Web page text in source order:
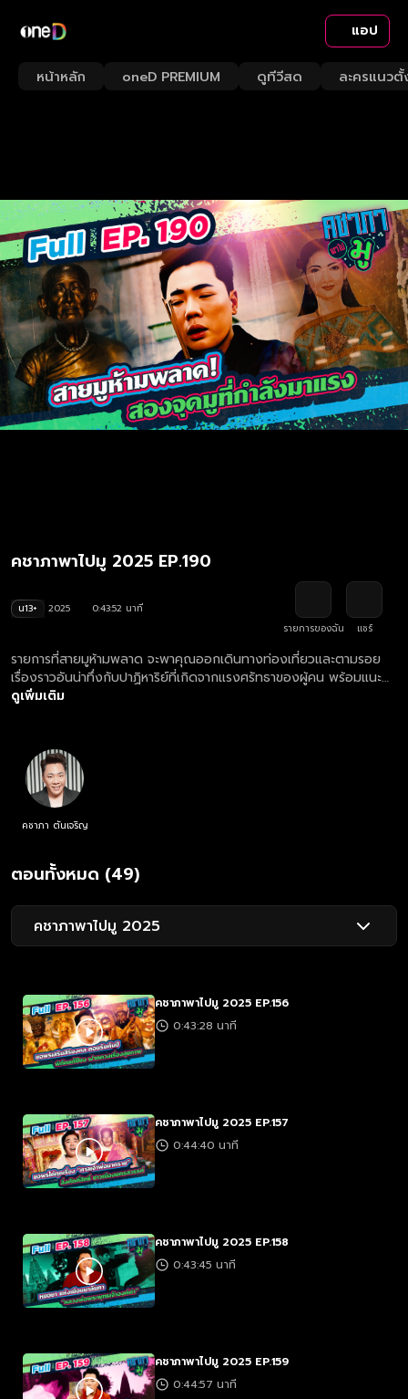
แอป
หน้าหลัก oneD PREMIUM ดูทีวีสด ละครแนวตั้
คชาภาพาไปมู 2025 EP.190
น13+ 2025
0:43:52 นาที
รายการของฉัน
แชร์
รายการที่สายมูห้ามพลาด จะพาคุณออกเดินทางท่องเที่ยวและตามรอย
เรื่องราวอันน่าทึ่งกับปาฏิหาริย์ที่เกิดจากแรงศรัทธาของผู้คน พร้อมแนะนำ
ทริคการมูที่ถูกต้อง ให้ปังไปด้วยกัน พร้อมกับ มดดำ คชาภา
ดูเพิ่มเติม
คชาภา ตันเจริญ
ตอนทั้งหมด (49)
คชาภาพาไปมู 2025
คชาภาพาไปมู 2025 EP.156
0:43:28 นาที
คชาภาพาไปมู 2025 EP.157
0:44:40 นาที
คชาภาพาไปมู 2025 EP.158
0:43:45 นาที
คชาภาพาไปมู 2025 EP.159
0:44:57 นาที